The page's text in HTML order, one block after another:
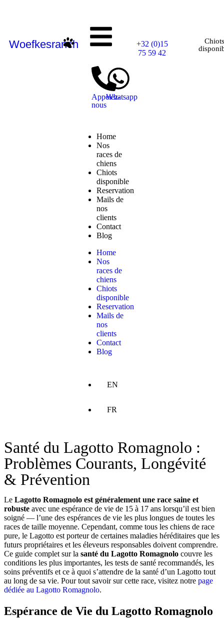
Woefkesranch
Appelez-
nous
Whatsapp
Home
Nos
races de
chiens
Chiots
disponible
Reservation
Mails de
nos
clients
Contact
Blog
Home
Nos
races de
chiens
Chiots
disponible
Reservation
Mails de
nos
clients
Contact
Blog
EN
FR
+32 (0)15
75 59 42
Santé du Lagotto Romagnolo :
Problèmes Courants, Longévité
& Prévention
Le Lagotto Romagnolo est généralement une race saine et
robuste avec une espérance de vie de 15 à 17 ans lorsqu’il est bien
soigné — l’une des espérances de vie les plus longues de toutes les
races de taille moyenne. Cependant, comme tous les chiens de race
pure, le Lagotto est porteur de certaines maladies héréditaires que les
futurs propriétaires et les éleveurs responsables doivent comprendre.
Ce guide complet sur la santé du Lagotto Romagnolo couvre les
conditions les plus importantes, les tests de santé recommandés, les
soins préventifs et ce à quoi s’attendre de la santé d’un Lagotto tout
au long de sa vie. Pour tout savoir sur cette race, visitez notre page
dédiée au Lagotto Romagnolo.
Espérance de Vie du Lagotto Romagnolo